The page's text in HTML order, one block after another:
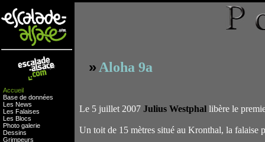
Accueil
Base de données
Les News
Les Falaises
Les Blocs
Photo galerie
Dessins
Grimpeurs
»Aloha 9a
Le 5 juillet 2007 Julius Westphal libère le
Un toit de 15 mètres situé au Kronthal, la falaise